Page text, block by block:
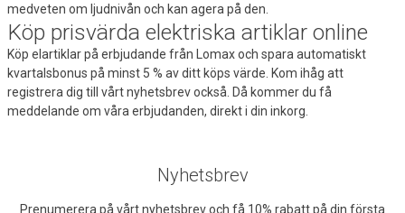
medveten om ljudnivån och kan agera på den.
Köp prisvärda elektriska artiklar online
Köp elartiklar på erbjudande från Lomax och spara automatiskt
kvartalsbonus på minst 5 % av ditt köps värde. Kom ihåg att
registrera dig till vårt nyhetsbrev också. Då kommer du få
meddelande om våra erbjudanden, direkt i din inkorg.
Nyhetsbrev
Prenumerera på vårt nyhetsbrev och få 10% rabatt på din första